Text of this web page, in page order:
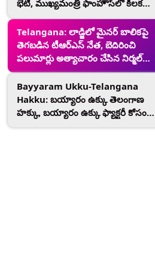
భేటీ, ముఖ్యమంత్రి ఫాంహౌస్‌లో కీలక
చర్చలు, వచ్చే ఏడాది అసెంబ్లీ ఎన్నికల్లో
తెలంగాణ మోడల్‌ పేరిట ప్రజల్లోకి
వెళ్లనున్నటీఆర్ఎస్
Telangana: లాడ్జిలో మైనర్ బాలికపై
తెగబడిన టీఆర్ఎస్ నేత, బెదిరించి
పలుమార్లు అత్యాచారం చేసిన నిర్మల్
మున్సిపల్ వైస్ చైర్ పర్సన్ షాజిద్ ఖాన్,
కేసు నమోదు చేసుకున్న పోలీసులు
Bayyaram Ukku-Telangana
Hakku: బయ్యారం ఉక్కు తెలంగాణ
హక్కు, బయ్యారం ఉక్కు ఫ్యాక్టరీ కోసం